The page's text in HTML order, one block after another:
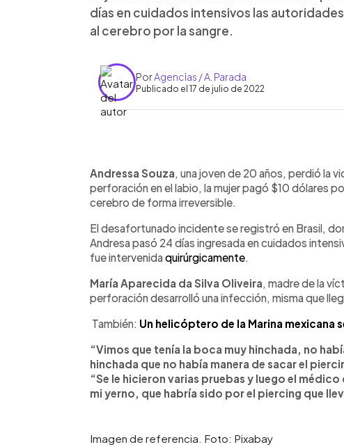
días en cuidados intensivos las
al cerebro por la sangre.
PorAgencias / A. Parada
Publicado el 17 de julio de 2022
► Escuchar artículo
Andressa Souza, una joven de 20 años, perdió la
perforación en el labio, la mujer pagó $10 dólares
cerebro de forma irreversible.
El desafortunado incidente se registró en Brasil,
Andresa pasó 24 días ingresada en cuidados
fue intervenidaquirúrgicamente.
María Aparecida da Silva Oliveira, madre de la
perforación desarrolló una infección, misma que
También: Un helicóptero de la Marina
“Vimos que tenía la boca muy hinchada, no
hinchada que no había manera de sacar el
“Se le hicieron varias pruebas y luego el
mi yerno, que habría sido por el piercing que
Imagen de referencia. Foto: Pixabay